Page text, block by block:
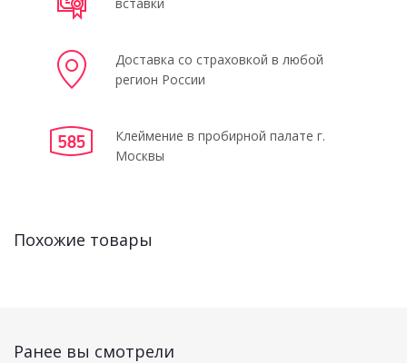
Доставка со страховкой в любой
регион России
Клеймение в пробирной палате г.
Москвы
Похожие товары
Ранее вы смотрели